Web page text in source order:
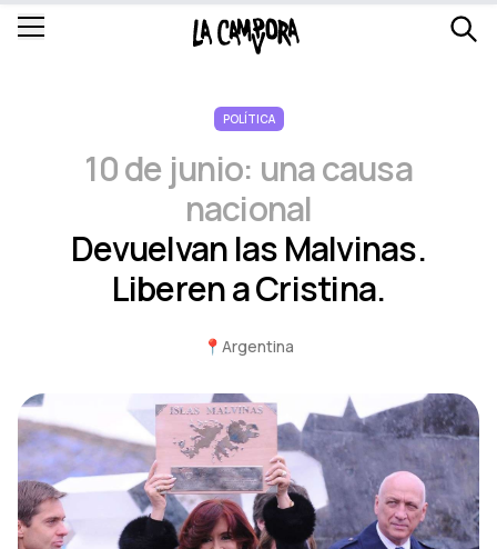
POLÍTICA
10 de junio: una causa
nacional
Devuelvan las Malvinas.
Liberen a Cristina.
📍 Argentina